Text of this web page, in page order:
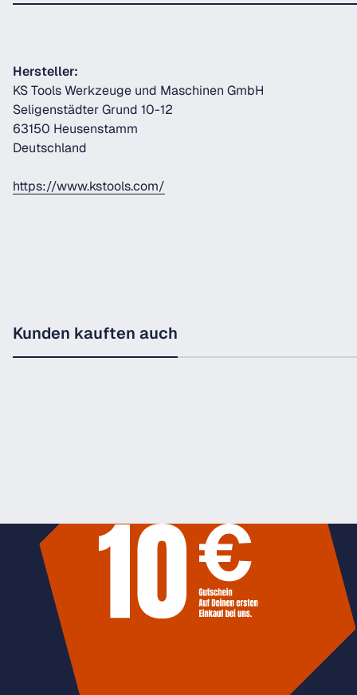
Hersteller:
KS Tools Werkzeuge und Maschinen GmbH
Seligenstädter Grund 10-12
63150 Heusenstamm
Deutschland
https://www.kstools.com/
Kunden kauften auch